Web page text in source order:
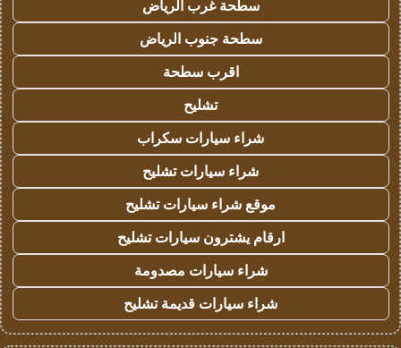
سطحة غرب الرياض
سطحة جنوب الرياض
اقرب سطحة
تشليح
شراء سيارات سكراب
شراء سيارات تشليح
موقع شراء سيارات تشليح
ارقام يشترون سيارات تشليح
شراء سيارات مصدومة
شراء سيارات قديمة تشليح